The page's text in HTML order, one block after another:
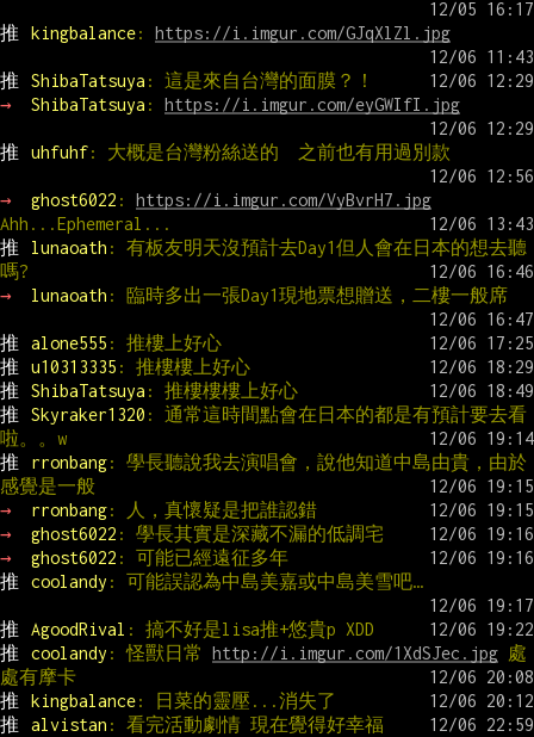
推 kingbalance: https://i.imgur.com/GJqXlZl.jpg
推 ShibaTatsuya : 這是來自台灣的面膜？！
→
ShibaTatsuya : https://i.imgur.com/eyGWIfI.jpg
推 uhfuhf: 大概是台灣粉絲送的  之前也有用過別款
→ ghost6022 : https://i.imgur.com/VyBvrH7.jpg
Ahh...Ephemeral...
推
lunaoath : 有板友明天沒預計去Day1但人會在日本的想去聽
嗎?
→
lunaoath : 臨時多出一張Day1現地票想贈送，二樓一般席
推 alone555 : 推樓上好心
推
u10313335 : 推樓樓上好心
推
ShibaTatsuya : 推樓樓樓上好心
推
Skyraker1320 : 通常這時間點會在日本的都是有預計要去看
啦。。w
推
rronbang: 學長聽說我去演唱會，說他知道中島由貴，由於
感覺是一般
→
rronbang: 人，真懷疑是把誰認錯
→
ghost6022 : 學長其實是深藏不漏的低調宅
→
ghost6022 : 可能已經遠征多年
推
coolandy : 可能誤認為中島美嘉或中島美雪吧…
推 AgoodRival : 搞不好是lisa推+悠貴p XDD
推
coolandy : 怪獸日常 http://i.imgur.com/1XdSJec.jpg 處
處有摩卡
推
kingbalance: 日菜的靈壓...消失了
推
alvistan : 看完活動劇情 現在覺得好幸福